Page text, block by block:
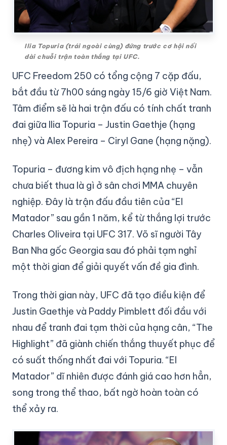
Ilia Topuria (trái ngoài cùng) đứng trước cơ hội nối
dài chuỗi trận toàn thắng tại UFC.
UFC Freedom 250 có tổng cộng 7 cặp đấu,
bắt đầu từ 7h00 sáng ngày 15/6 giờ Việt Nam.
Tâm điểm sẽ là hai trận đấu có tính chất tranh
đai giữa Ilia Topuria – Justin Gaethje (hạng
nhẹ) và Alex Pereira – Ciryl Gane (hạng nặng).
Topuria – đương kim vô địch hạng nhẹ – vẫn
chưa biết thua là gì ở sân chơi MMA chuyên
nghiệp. Đây là trận đấu đầu tiên của “El
Matador” sau gần 1 năm, kể từ thắng lợi trước
Charles Oliveira tại UFC 317. Võ sĩ người Tây
Ban Nha gốc Georgia sau đó phải tạm nghỉ
một thời gian để giải quyết vấn đề gia đình.
Trong thời gian này, UFC đã tạo điều kiện để
Justin Gaethje và Paddy Pimblett đối đầu với
nhau để tranh đai tạm thời của hạng cân, “The
Highlight” đã giành chiến thắng thuyết phục để
có suất thống nhất đai với Topuria. “El
Matador” dĩ nhiên được đánh giá cao hơn hẳn,
song trong thể thao, bất ngờ hoàn toàn có
thể xảy ra.